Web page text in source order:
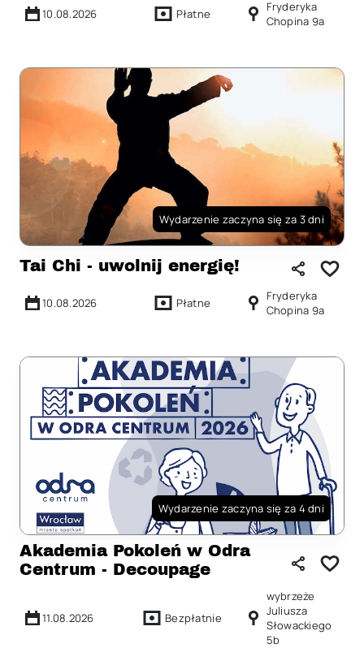
10.08.2026 Płatne
Fryderyka
Chopina 9a
Wydarzenie zaczyna się za 3 dni
Tai Chi - uwolnij energię!
10.08.2026 Płatne
Fryderyka
Chopina 9a
Wydarzenie zaczyna się za 4 dni
Akademia Pokoleń w Odra
Centrum - Decoupage
11.08.2026 Bezpłatnie
wybrzeże
Juliusza
Słowackiego
5b